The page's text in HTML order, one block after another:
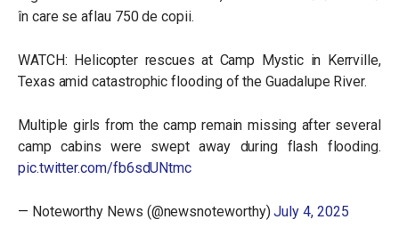
în care se aflau 750 de copii.
WATCH: Helicopter rescues at Camp Mystic in Kerrville,
Texas amid catastrophic flooding of the Guadalupe River.
Multiple girls from the camp remain missing after several
camp cabins were swept away during flash flooding.
pic.twitter.com/fb6sdUNtmc
— Noteworthy News (@newsnoteworthy)July 4, 2025